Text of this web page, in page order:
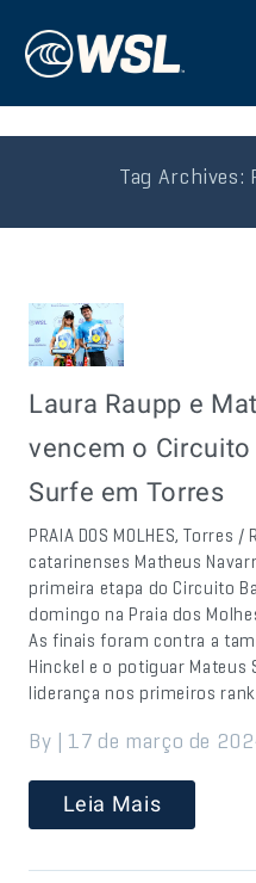
Tag Archives:
Laura Raupp e
vencem o
Surfe em Torres
PRAIA DOS MOLHES,
catarinenses Matheus
primeira etapa do Circuito
domingo na Praia dos
As finais foram contra a
Hinckel e o potiguar Mateus
liderança nos primeiros
By | 17 de março de
Leia Mais